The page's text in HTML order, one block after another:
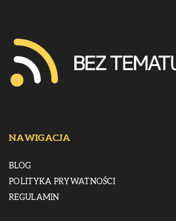
NAWIGACJA
BLOG
POLITYKA PRYWATNOŚCI
REGULAMIN